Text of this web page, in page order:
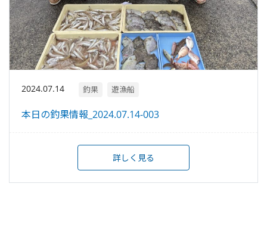
2024.07.14 釣果 遊漁船
本日の釣果情報_2024.07.14-003
詳しく見る